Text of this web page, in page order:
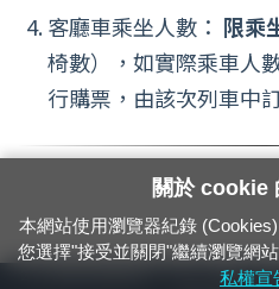
客廳車乘坐人數： 限乘
椅數），如實際乘車人
行購票，由該次列車中
24小時緊急通報電話：1933（市話、手
關於 cookie
本網站使用瀏覽器紀錄
您選擇"接受並關閉"繼續瀏覽網
私權宣